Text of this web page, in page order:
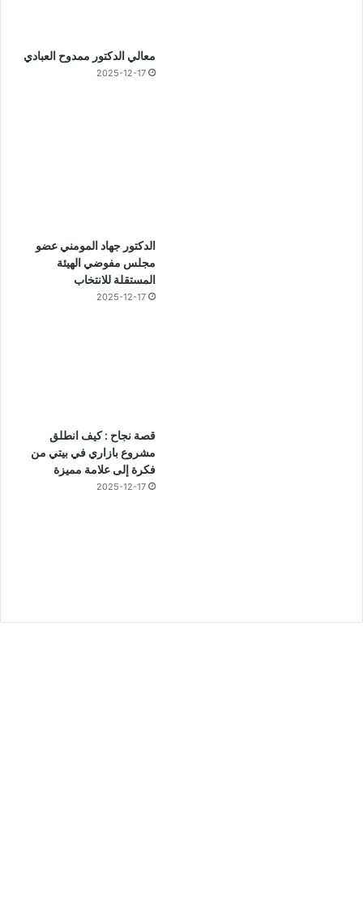
معالي الدكتور ممدوح العبادي
2025-12-17
الدكتور جهاد المومني عضو
مجلس مفوضي الهيئة
المستقلة للانتخاب
2025-12-17
قصة نجاح : كيف انطلق
مشروع بازاري في بيتي من
فكرة إلى علامة مميزة
2025-12-17